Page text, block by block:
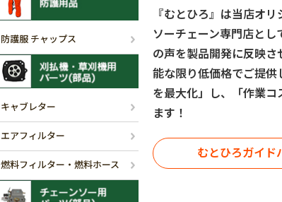
『むとひろ』は当店オリ
ソーチェーン専門店と
の声を製品開発に反映さ
能な限り低価格でご提供
を最大化」し、「作業
ます！
むとひろガイド
防護服 チャップス
キャブレター
エアフィルター
燃料フィルター・燃料ホース